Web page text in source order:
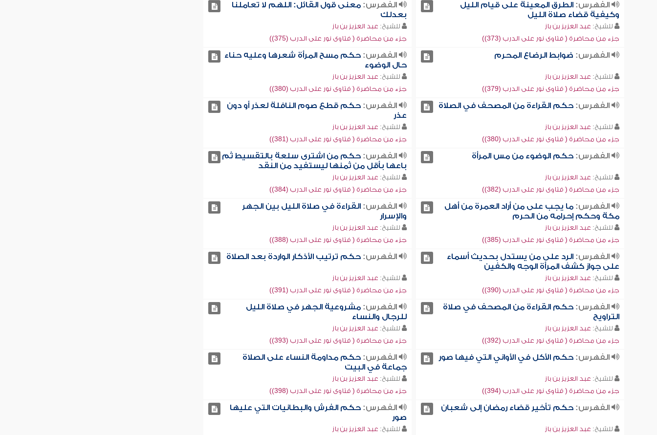
الفهرس:الطرق المعينة على قيام الليل
وكيفية قضاء صلاة الليل
للشيخ: عبد العزيز بن باز
جزء من محاضرة ( فتاوى نور على الدرب (373))
الفهرس: معنى قول القائل: اللهم لا تعاملنا
بعدلك
للشيخ: عبد العزيز بن باز
جزء من محاضرة ( فتاوى نور على الدرب (375))
الفهرس: ضوابط الرضاع المحرم
للشيخ: عبد العزيز بن باز
جزء من محاضرة ( فتاوى نور على الدرب (379))
الفهرس: حكم مسح المرأة شعرها وعليه حناء
حال الوضوء
للشيخ: عبد العزيز بن باز
جزء من محاضرة ( فتاوى نور على الدرب (380))
الفهرس:حكم القراءة من المصحف في الصلاة
للشيخ: عبد العزيز بن باز
جزء من محاضرة ( فتاوى نور على الدرب (380))
الفهرس: حكم قطع صوم النافلة لعذر أو دون
عذر
للشيخ: عبد العزيز بن باز
جزء من محاضرة ( فتاوى نور على الدرب (381))
الفهرس:حكم الوضوء من مس المرأة
للشيخ: عبد العزيز بن باز
جزء من محاضرة ( فتاوى نور على الدرب (382))
الفهرس: حكم من اشترى سلعة بالتقسيط ثم
باعها بأقل من ثمنها ليستفيد من النقد
للشيخ: عبد العزيز بن باز
جزء من محاضرة ( فتاوى نور على الدرب (384))
الفهرس:ما يجب على من أراد العمرة من أهل
مكة وحكم إحرامه من الحرم
للشيخ: عبد العزيز بن باز
جزء من محاضرة ( فتاوى نور على الدرب (385))
الفهرس: القراءة في صلاة الليل بين الجهر
والإسرار
للشيخ: عبد العزيز بن باز
جزء من محاضرة ( فتاوى نور على الدرب (388))
الفهرس:الرد على من يستدل بحديث أسماء
على جواز كشف المرأة الوجه والكفين
للشيخ: عبد العزيز بن باز
جزء من محاضرة ( فتاوى نور على الدرب (390))
الفهرس: حكم ترتيب الأذكار الواردة بعد الصلاة
للشيخ: عبد العزيز بن باز
جزء من محاضرة ( فتاوى نور على الدرب (391))
الفهرس:حكم القراءة من المصحف في صلاة
التراويح
للشيخ: عبد العزيز بن باز
جزء من محاضرة ( فتاوى نور على الدرب (392))
الفهرس: مشروعية الجهر في صلاة الليل
للرجال والنساء
للشيخ: عبد العزيز بن باز
جزء من محاضرة ( فتاوى نور على الدرب (393))
الفهرس:حكم الأكل في الأواني التي فيها صور
للشيخ: عبد العزيز بن باز
جزء من محاضرة ( فتاوى نور على الدرب (394))
الفهرس: حكم مداومة النساء على الصلاة
جماعة في البيت
للشيخ: عبد العزيز بن باز
جزء من محاضرة ( فتاوى نور على الدرب (398))
الفهرس:حكم تأخير قضاء رمضان إلى شعبان
للشيخ: عبد العزيز بن باز
الفهرس: حكم الفرش والبطانيات التي عليها
صور
للشيخ: عبد العزيز بن باز